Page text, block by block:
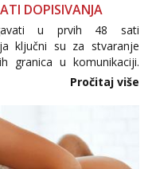
DOPISIVANJA
u prvih 48 sati
ključni su za stvaranje
granica u komunikaciji.
osobnih ili intimnih
još nije zaslužila to
Pročitaj više